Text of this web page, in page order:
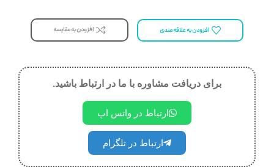
افزودن به علاقه مندی افزودن به مقایسه
برای دریافت مشاوره با ما در ارتباط باشید.
ارتباط در واتس اپ
ارتباط در تلگرام